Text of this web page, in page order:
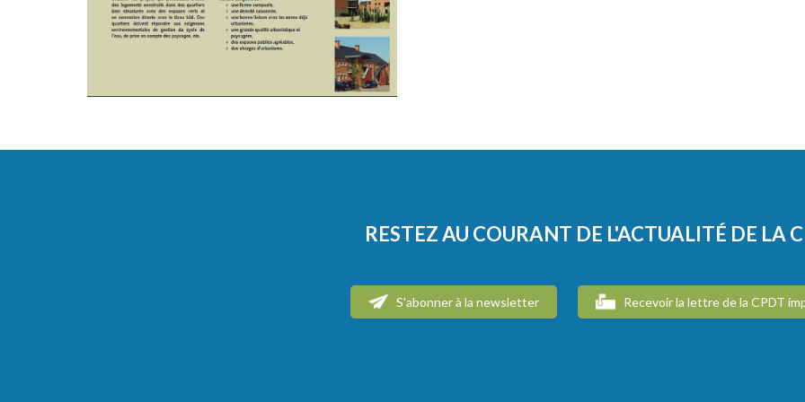
RESTEZ AU COURANT DE L'ACTUALITÉ DE LA
S'abonner à la newsletter Recevoir la lettre de la CPDT